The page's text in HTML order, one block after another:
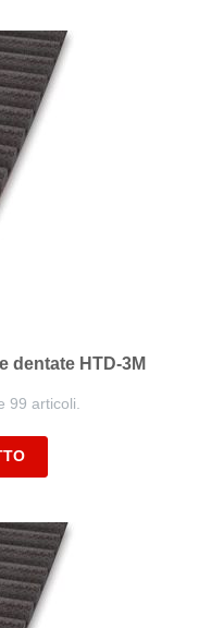
dentate HTD-3M
99 articoli.